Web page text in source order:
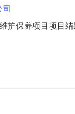
保养项目项目
审。中选供应